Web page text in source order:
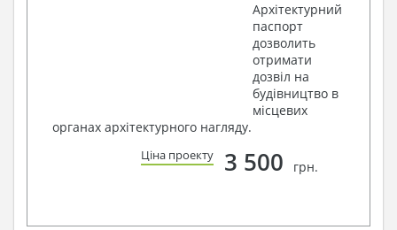
Архітектурний
паспорт
дозволить
отримати
дозвіл на
будівництво в
місцевих
органах архітектурного нагляду.
Ціна проекту 3 500 грн.